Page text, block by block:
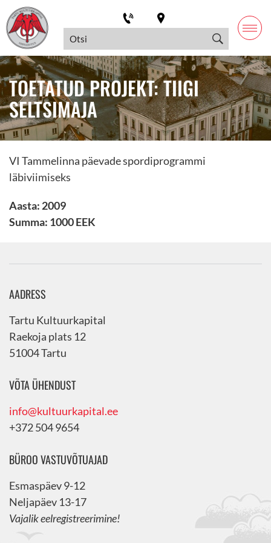
TOETATUD PROJEKT: TIIGI
SELTSIMAJA
VI Tammelinna päevade spordiprogrammi
läbiviimiseks
Aasta: 2009
Summa: 1000 EEK
AADRESS
Tartu Kultuurkapital
Raekoja plats 12
51004 Tartu
VÕTA ÜHENDUST
info@kultuurkapital.ee
+372 504 9654
BÜROO VASTUVÕTUAJAD
Esmaspäev 9-12
Neljapäev 13-17
Vajalik eelregistreerimine!